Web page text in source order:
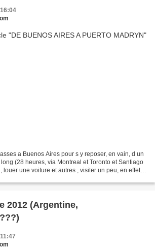
a Buenos Aires pour s y reposer, en vain, d un
(28 heures, via Montreal et Toronto et Santiago
louer une voiture et autres , visiter un peu, en effet la
2012 (Argentine,